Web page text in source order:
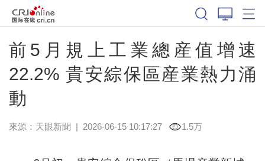
前5月規上工業總産值增速
22.2% 貴安綜保區産業熱力涌
動
來源： 天眼新聞 | 2026-06-15 10:17:27 1.5万